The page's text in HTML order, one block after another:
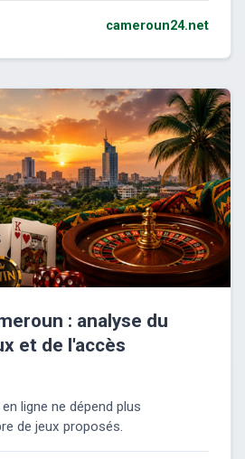
cameroun24.net
: analyse du
et de l'accès
ligne ne dépend plus
de jeux proposés.